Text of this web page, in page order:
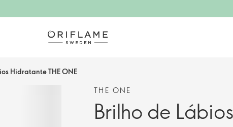
Hidratante THE ONE
THE ONE
Brilho de